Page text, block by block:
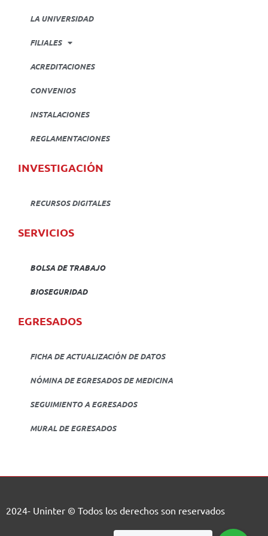
LA UNIVERSIDAD
FILIALES
ACREDITACIONES
CONVENIOS
INSTALACIONES
REGLAMENTACIONES
INVESTIGACIÓN
RECURSOS DIGITALES
SERVICIOS
BOLSA DE TRABAJO
BIOSEGURIDAD
EGRESADOS
FICHA DE ACTUALIZACIÓN DE DATOS
NÓMINA DE EGRESADOS DE MEDICINA
SEGUIMIENTO A EGRESADOS
MURAL DE EGRESADOS
2024- Uninter © Todos los derechos son reservados